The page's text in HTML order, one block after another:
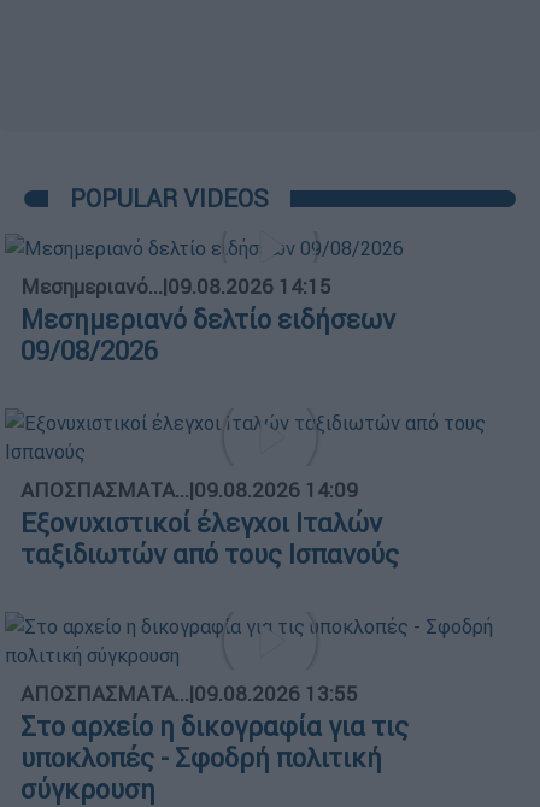
POPULAR VIDEOS
Μεσημεριανό...|09.08.2026 14:15
Μεσημεριανό δελτίο ειδήσεων
09/08/2026
ΑΠΟΣΠΑΣΜΑΤΑ...|09.08.2026 14:09
Εξονυχιστικοί έλεγχοι Ιταλών
ταξιδιωτών από τους Ισπανούς
ΑΠΟΣΠΑΣΜΑΤΑ...|09.08.2026 13:55
Στο αρχείο η δικογραφία για τις
υποκλοπές - Σφοδρή πολιτική
σύγκρουση